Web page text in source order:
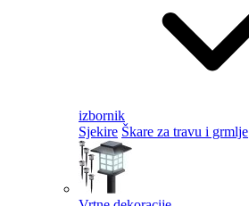
izbornik
Sjekire Škare za travu i grmlje